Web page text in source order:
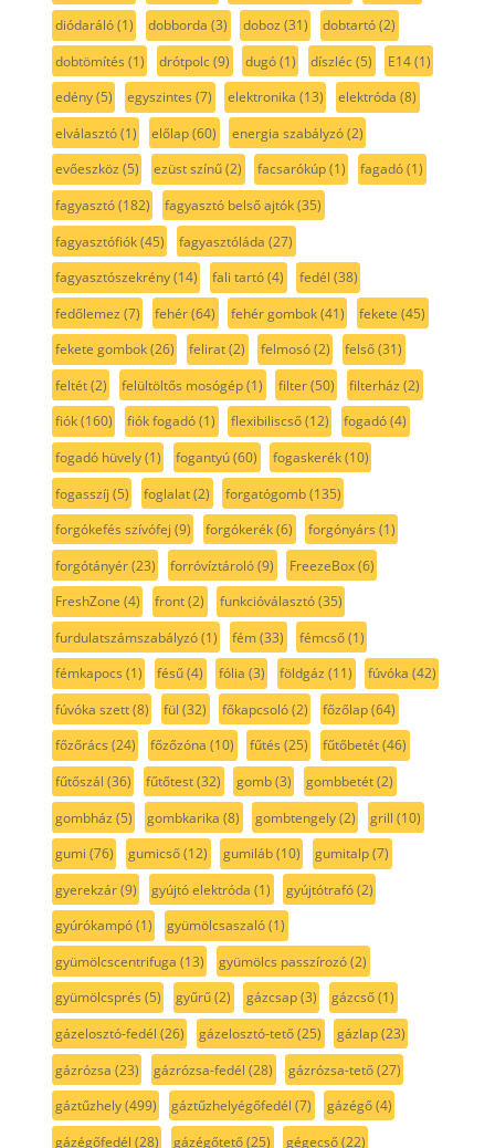
diódaráló(1) dobborda (3) doboz (31) dobtartó(2)
dobtömítés (1) drótpolc(9) dugó(1) díszléc(5) E14(1)
edény(5) egyszintes (7) elektronika (13) elektróda (8)
elválasztó(1) előlap(60) energia szabályzó(2)
evőeszköz (5) ezüst színű(2) facsarókúp(1) fagadó(1)
fagyasztó(182) fagyasztó belső ajtók(35)
fagyasztófiók(45) fagyasztóláda (27)
fagyasztószekrény(14) fali tartó(4) fedél (38)
fedőlemez (7) fehér(64) fehér gombok(41) fekete (45)
fekete gombok(26) felirat(2) felmosó(2) felső(31)
feltét(2) felültöltős mosógép(1) filter(50) filterház (2)
fiók(160) fiók fogadó(1) flexibiliscső(12) fogadó(4)
fogadó hüvely(1) fogantyú(60) fogaskerék(10)
fogasszíj (5) foglalat(2) forgatógomb(135)
forgókefés szívófej (9) forgókerék(6) forgónyárs (1)
forgótányér(23) forróvíztároló(9) FreezeBox(6)
FreshZone (4) front(2) funkcióválasztó(35)
furdulatszámszabályzó(1) fém(33) fémcső(1)
fémkapocs (1) fésű(4) fólia (3) földgáz (11) fúvóka (42)
fúvóka szett(8) fül (32) főkapcsoló(2) főzőlap(64)
főzőrács (24) főzőzóna (10) fűtés (25) fűtőbetét(46)
fűtőszál (36) fűtőtest(32) gomb(3) gombbetét(2)
gombház (5) gombkarika (8) gombtengely(2) grill (10)
gumi (76) gumicső(12) gumiláb(10) gumitalp(7)
gyerekzár(9) gyújtó elektróda (1) gyújtótrafó(2)
gyúrókampó(1) gyümölcsaszaló(1)
gyümölcscentrifuga (13) gyümölcs passzírozó(2)
gyümölcsprés (5) gyűrű(2) gázcsap(3) gázcső(1)
gázelosztó-fedél (26) gázelosztó-tető(25) gázlap(23)
gázrózsa (23) gázrózsa-fedél (28) gázrózsa-tető(27)
gáztűzhely(499) gáztűzhelyégőfedél (7) gázégő(4)
gázégőfedél (28) gázégőtető(25) gégecső(22)